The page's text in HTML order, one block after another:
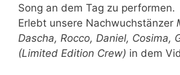
Song an dem Tag zu performen.
Erlebt unsere Nachwuchstänzer
Dascha, Rocco, Daniel, Cosima,
(Limited Edition Crew) in dem